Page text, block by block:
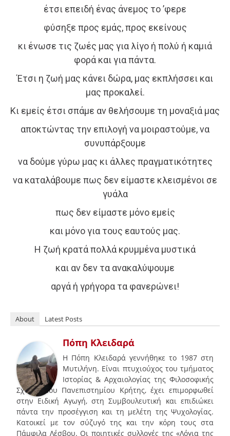
έτσι επειδή ένας άνεμος το ’φερε
φύσηξε προς εμάς, προς εκείνους
κι ένωσε τις ζωές μας για λίγο ή πολύ ή καμιά
φορά και για πάντα.
Έτσι η ζωή μας κάνει δώρα, μας εκπλήσσει και
μας προκαλεί.
Κι εμείς έτσι σπάμε αν θελήσουμε τη μοναξιά μας
αποκτώντας την επιλογή να μοιραστούμε, να
συνυπάρξουμε
να δούμε γύρω μας κι άλλες πραγματικότητες
να καταλάβουμε πως δεν είμαστε κλεισμένοι σε
γυάλα
πως δεν είμαστε μόνο εμείς
και μόνο για τους εαυτούς μας.
Η ζωή κρατά πολλά κρυμμένα μυστικά
και αν δεν τα ανακαλύψουμε
αργά ή γρήγορα τα φανερώνει!
About Latest Posts
Πόπη Κλειδαρά
Η Πόπη Κλειδαρά γεννήθηκε το 1987 στη
Μυτιλήνη. Είναι πτυχιούχος του τμήματος
Ιστορίας & Αρχαιολογίας της Φιλοσοφικής
Σχολής του Πανεπιστημίου Κρήτης, έχει επιμορφωθεί
στην Ειδική Αγωγή, στη Συμβουλευτική και επιδιώκει
πάντα την προσέγγιση και τη μελέτη της Ψυχολογίας.
Κατοικεί με τον σύζυγό της και την κόρη τους στα
Πάμφιλα Λέσβου. Οι ποιητικές συλλογές της «Λόγια της